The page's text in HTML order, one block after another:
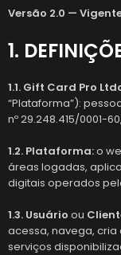
Versão 2.0 —
1.
1.1. Gift Card Pro
“Plataforma”):
nº 29.248.415/0001-
1.2. Plataforma:o
áreas logadas,
digitais operados
1.3. Usuário ou
acessa, navega,
serviços